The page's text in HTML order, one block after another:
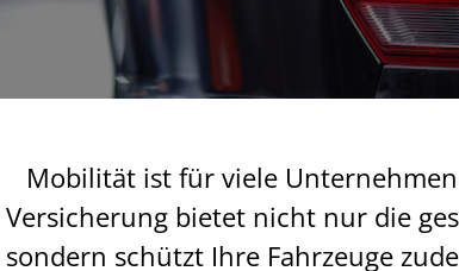
Mobilität ist für viele
Versicherung bietet nicht nur die
sondern schützt Ihre Fahrzeuge